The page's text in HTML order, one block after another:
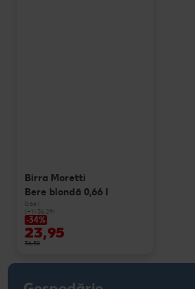
Birra Moretti
Bere blondă 0,66 l
0,66 l
(=1 l 36.29)
-34%
23,95
36,50